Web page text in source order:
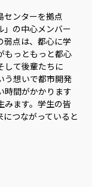
センターを拠点
」の中心メンバー
弱点は、都心に学
もっともっと都心
して後輩たちに
う想いで都市開発
時間がかかります
みます。学生の皆
つながっていると